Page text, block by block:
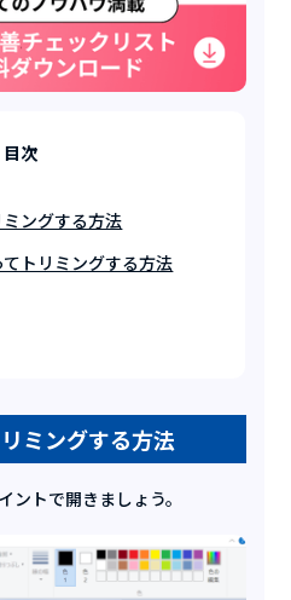
目次
ングする方法
トリミングする方法
ミングする方法
ントで開きましょう。